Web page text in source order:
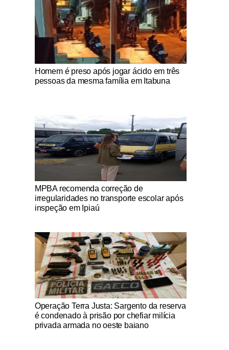
Notícias Católicas
Homem é preso após jogar ácido em três
pessoas da mesma família em Itabuna
Notícias Católicas
MPBA recomenda correção de
irregularidades no transporte escolar após
inspeção em Ipiaú
Notícias Católicas
Operação Terra Justa: Sargento da reserva
é condenado à prisão por chefiar milícia
privada armada no oeste baiano